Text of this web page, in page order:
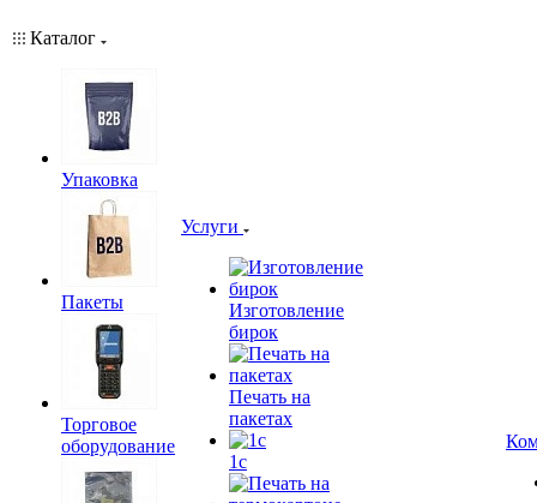
Каталог
Упаковка
Пакеты
Торговое
оборудование
Услуги
Изготовление
бирок
Печать на
пакетах
1c